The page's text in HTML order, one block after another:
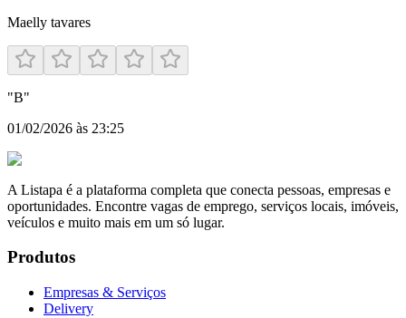
Maelly tavares
"B"
01/02/2026 às 23:25
A Listapa é a plataforma completa que conecta pessoas, empresas e
oportunidades. Encontre vagas de emprego, serviços locais, imóveis,
veículos e muito mais em um só lugar.
Produtos
Empresas & Serviços
Delivery